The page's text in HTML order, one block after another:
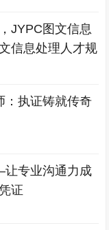
JYPC图文信息
信息处理人才规
：执证铸就传奇
专业沟通力成
证